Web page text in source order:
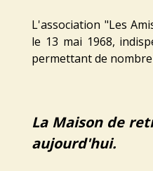
L'association "Les
le 13 mai 1968,
permettant de
La Maison de
aujourd'hui.